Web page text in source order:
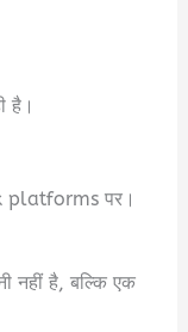
है।
platforms पर।
नहीं है, बल्कि एक